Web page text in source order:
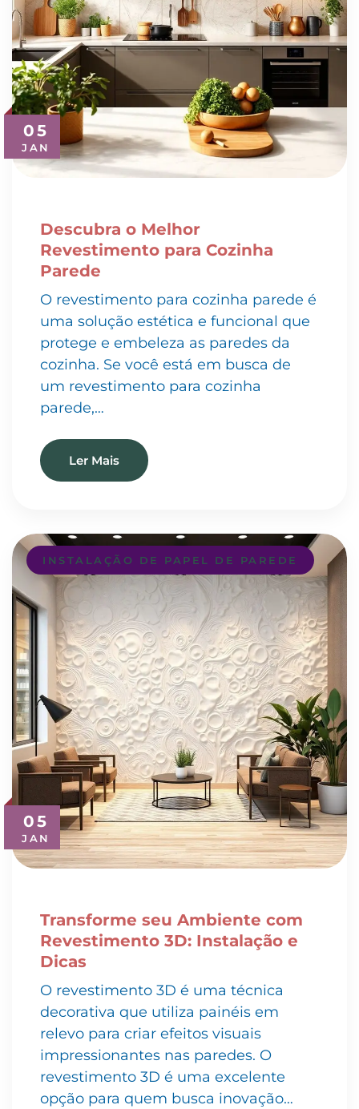
05
JAN
Descubra o Melhor
Revestimento para Cozinha
Parede
O revestimento para cozinha parede é
uma solução estética e funcional que
protege e embeleza as paredes da
cozinha. Se você está em busca de
um revestimento para cozinha
parede,…
Ler Mais
05
JAN
INSTALAÇÃO DE PAPEL DE PAREDE
Transforme seu Ambiente com
Revestimento 3D: Instalação e
Dicas
O revestimento 3D é uma técnica
decorativa que utiliza painéis em
relevo para criar efeitos visuais
impressionantes nas paredes. O
revestimento 3D é uma excelente
opção para quem busca inovação…